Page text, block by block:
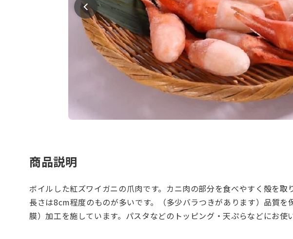
商品説明
ボイルした紅ズワイガニの爪肉です。カニ肉の部分を食べやすく殻を取
長さは8cm程度のものが多いです。（多少バラつきがあります）品質を
膜）加工を施しています。パスタなどのトッピング・天ぷらなどにお使